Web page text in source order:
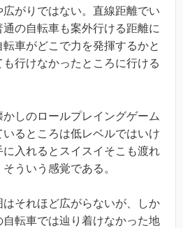
がりではない。直線距離でい
の自転車も案外行ける距離に
車がどこで力を発揮するかと
行けなかったところに行ける
しのロールプレイングゲーム
るところは低レベルではいけ
入れるとスイスイそこも渡れ
ういう感覚である。
それほど広がらないが、しか
自転車では辿り着けなかった地